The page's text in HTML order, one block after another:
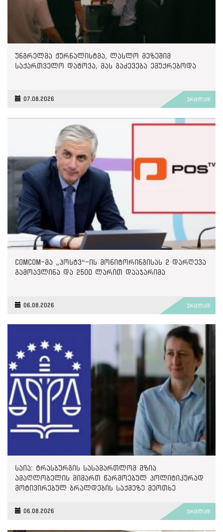
უნგრელმა ჟურნალისტმა, ლასლო მეზეშიმ
საქართველო დატოვა, მას გაძევება ემუქრებოდა
07.08.2026 ვრცლად
ComCom-მა „პოსტვ“-ის მონიტორინგისას 2 დარღევა
გამოავლინა და 2500 ლარით დააჯარიმა
06.08.2026 ვრცლად
საია: ტრასბურგის სასამართლომ მზია
ამაღლობელის მიმართ წარმოებულ პოლიტიკურად
მოტივირებულ ბრალდების საქმეზე მეოთხე
06.08.2026 ვრცლად